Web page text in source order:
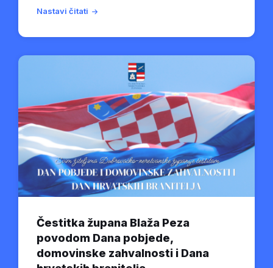
Nastavi čitati
Čestitka župana Blaža Peza
povodom Dana pobjede,
domovinske zahvalnosti i Dana